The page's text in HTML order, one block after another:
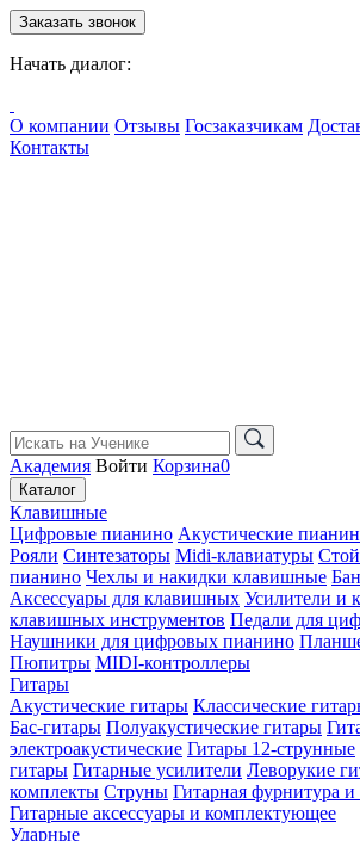
Заказать звонок
Начать диалог:
О компании Отзывы Госзаказчикам
Контакты
Академия Войти Корзина0
Каталог
Клавишные
Цифровые пианино Акустические
Рояли Синтезаторы Midi-клавиатуры
пианино Чехлы и накидки клавишные
Аксессуары для клавишных Усилители и
клавишных инструментов Педали для
Наушники для цифровых пианино
Пюпитры MIDI-контроллеры
Гитары
Акустические гитары Классические
Бас-гитары Полуакустические гитары
электроакустические Гитары 12-струнные
гитары Гитарные усилители Леворукие
комплекты Струны Гитарная фурнитура и
Гитарные аксессуары и комплектующее
Ударные